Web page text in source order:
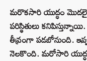
మరొకసారి యుద్ధం
పరిస్థితులు
తీవ్రంగా పడబోనుంది.
నెలకొంది. మరోసారి